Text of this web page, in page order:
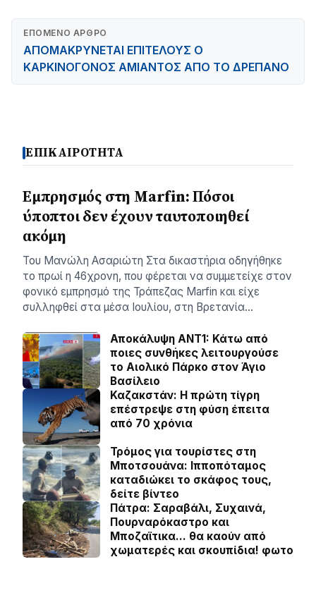
ΕΠΌΜΕΝΟ ΆΡΘΡΟ
ΑΠΟΜΑΚΡΥΝΕΤΑΙ ΕΠΙΤΕΛΟΥΣ Ο
ΚΑΡΚΙΝΟΓΟΝΟΣ ΑΜΙΑΝΤΟΣ ΑΠΟ ΤΟ ΔΡΕΠΑΝΟ
ΕΠΙΚΑΙΡΟΤΗΤΑ
Εμπρησμός στη Marfin: Πόσοι
ύποπτοι δεν έχουν ταυτοποιηθεί
ακόμη
Του Μανώλη Ασαριώτη Στα δικαστήρια οδηγήθηκε
το πρωί η 46χρονη, που φέρεται να συμμετείχε στον
φονικό εμπρησμό της Τράπεζας Marfin και είχε
συλληφθεί στα μέσα Ιουλίου, στη Βρετανία…
Αποκάλυψη ΑΝΤ1: Κάτω από
ποιες συνθήκες λειτουργούσε
το Αιολικό Πάρκο στον Άγιο
Βασίλειο
Καζακστάν: Η πρώτη τίγρη
επέστρεψε στη φύση έπειτα
από 70 χρόνια
Τρόμος για τουρίστες στη
Μποτσουάνα: Ιπποπόταμος
καταδιώκει το σκάφος τους,
δείτε βίντεο
Πάτρα: Σαραβάλι, Συχαινά,
Πουρναρόκαστρο και
Μποζαϊτικα… θα καούν από
χωματερές και σκουπίδια! φωτο